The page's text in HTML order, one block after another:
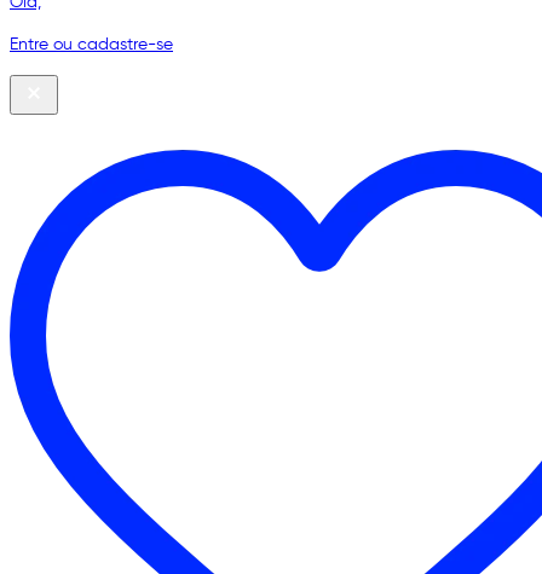
Entre ou cadastre-se